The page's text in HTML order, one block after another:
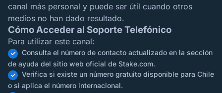
canal más personal y puede ser útil cuando otros
medios no han dado resultado.
Cómo Acceder al Soporte Telefónico
Para utilizar este canal:
Consulta el número de contacto actualizado en la sección
de ayuda del sitio web oficial de Stake.com.
Verifica si existe un número gratuito disponible para Chile
o si aplica el número internacional.